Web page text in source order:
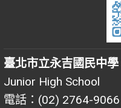
臺北市立永吉國民中學
Junior High School
電話：(02) 2764-9066